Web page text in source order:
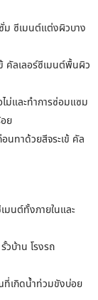
ม ซีเมนต์แต่งผิวบาง
คัลเลอร์ซีเมนต์พื้นผิว
ม่และทำการซ่อมแซม
ย
นทาด้วยสีจระเข้ คัล
นต์ทั้งภายในและ
บ้าน โรงรถ
ที่เกิดน้ำท่วมขังบ่อย